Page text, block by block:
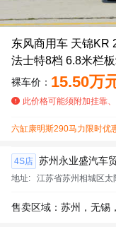
东风商用车 天锦KR
法士特8档 6.8米栏
裸车价： 15.50万
此价格可能须附加挂靠
六缸康明斯290马力限时优
4S店 苏州永业盛汽车
地址: 江苏省苏州相城区太
售卖区域：苏州，无锡